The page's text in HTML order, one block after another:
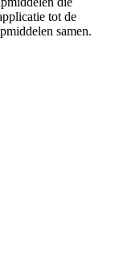
tot de
samen.